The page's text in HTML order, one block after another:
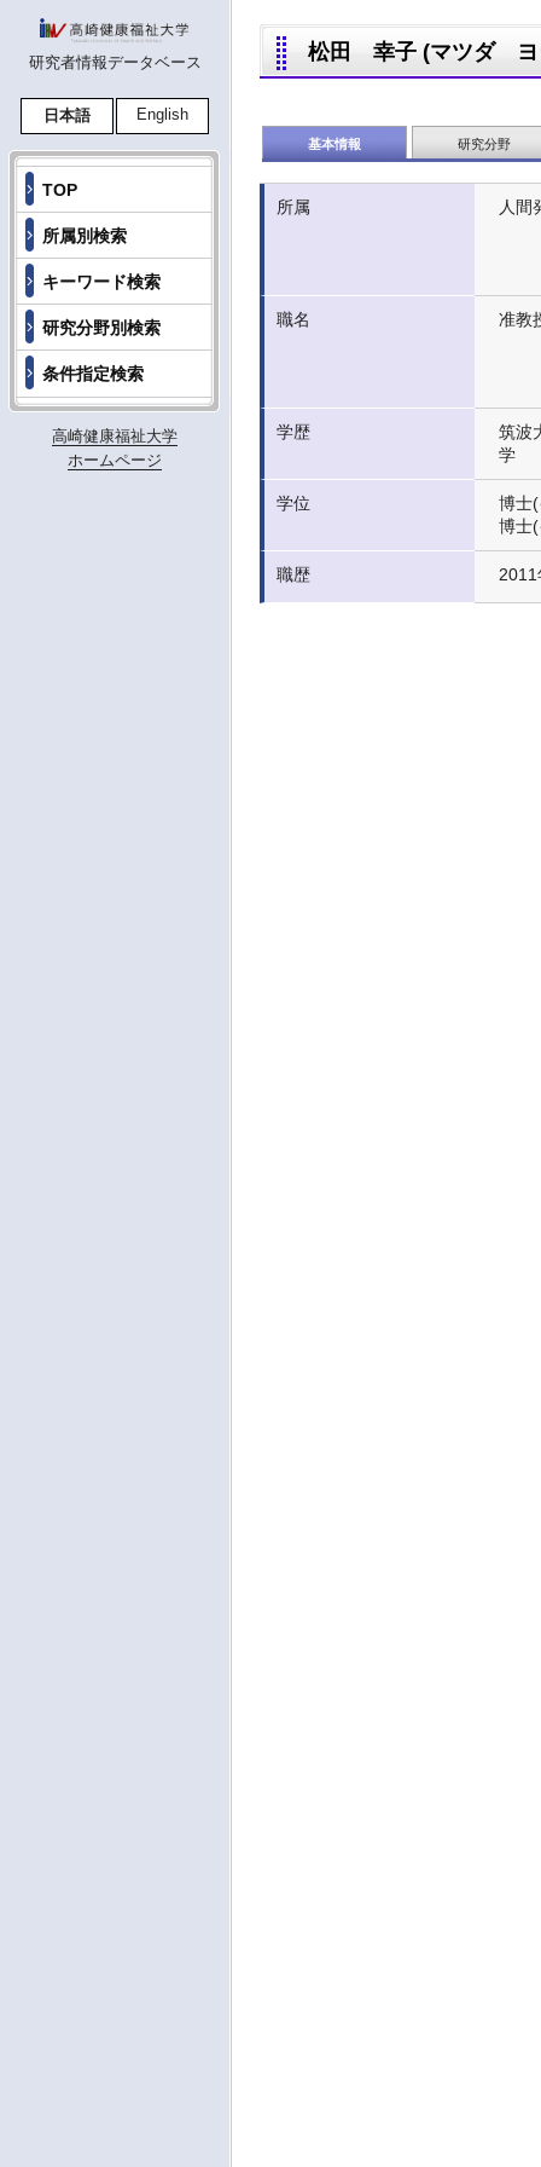
研究者情報データベース
日本語 English
TOP
所属別検索
キーワード検索
研究分野別検索
条件指定検索
高崎健康福祉大学
ホームページ
松田 幸子 (マツダ ヨ
基本情報 研究分野
所属 人間
職名 准教
学歴
筑波
学
学位
博士
博士
職歴